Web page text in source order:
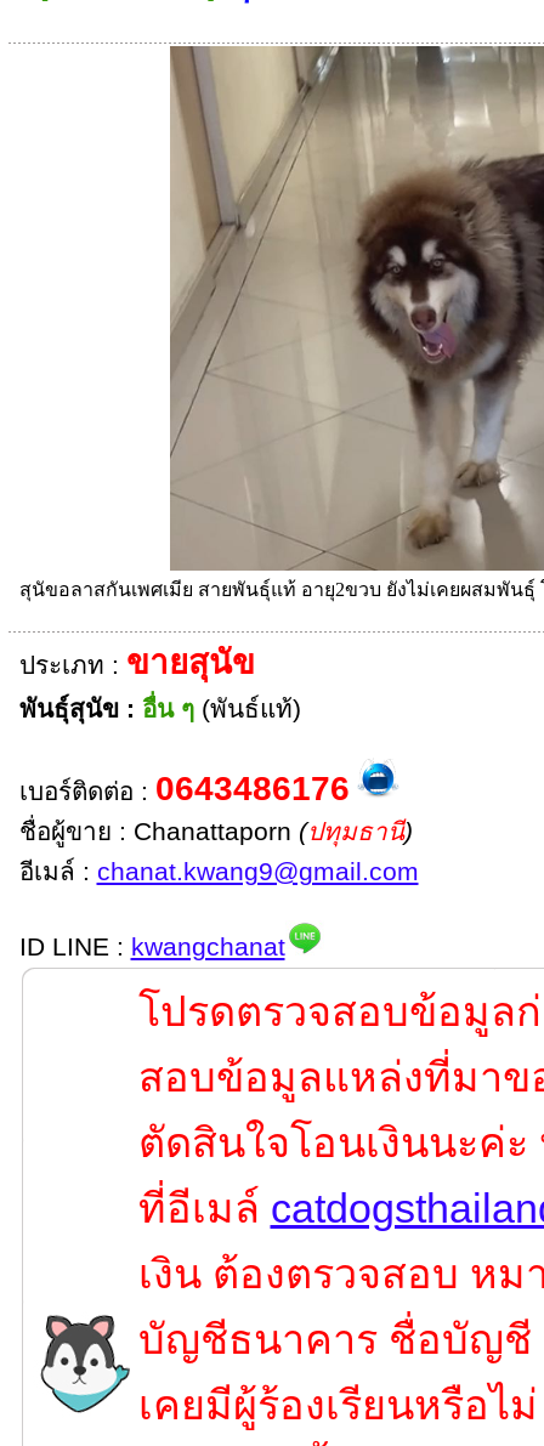
สุนัขอลาสกันเพศเมีย สายพันธุ์แท้ อายุ2ขวบ ยังไม่เคยผสมพันธุ์
ประเภท : ขายสุนัข
พันธุ์สุนัข : อื่น ๆ(พันธ์แท้)
เบอร์ติดต่อ : 0643486176
ชื่อผู้ขาย : Chanattaporn (ปทุมธานี)
อีเมล์ : chanat.kwang9@gmail.com
ID LINE : kwangchanat
โปรดตรวจสอบข้อมูล
สอบข้อมูลแหล่งที่มาข
ตัดสินใจโอนเงินนะค่
ที่อีเมล์
เงิน ต้องตรวจสอบ หม
บัญชีธนาคาร ชื่อบัญชี
เคยมีผู้ร้องเรียนหรือไ